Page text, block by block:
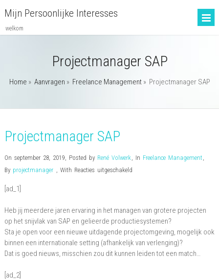
Mijn Persoonlijke Interesses
welkom
Projectmanager SAP
Home » Aanvragen » Freelance Management» Projectmanager SAP
Projectmanager SAP
On september 28, 2019, Posted by René Volwerk, In Freelance Management ,
By projectmanager , With Reacties uitgeschakeldvoor
[ad_1]
Heb jij meerdere jaren ervaring in het managen van grotere projecten
op het snijvlak van SAP en gelieerde productiesystemen?
Sta je open voor een nieuwe uitdagende projectomgeving, mogelijk ook
binnen een internationale setting (afhankelijk van verlenging)?
Dat is goed nieuws, misschien zou dit kunnen leiden tot een match…
[ad_2]